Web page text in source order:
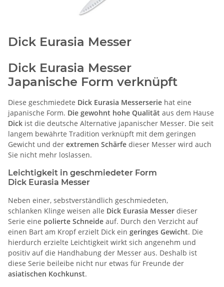
Dick Eurasia Messer
Dick Eurasia Messer
Japanische Form verknüpft
Diese geschmiedete Dick Eurasia Messerserie hat eine
japanische Form. Die gewohnt hohe Qualität aus dem Hause
Dick ist die deutsche Alternative japanischer Messer. Die seit
langem bewährte Tradition verknüpft mit dem geringen
Gewicht und der extremen Schärfe dieser Messer wird auch
Sie nicht mehr loslassen.
Leichtigkeit in geschmiedeter Form
Dick Eurasia Messer
Neben einer, sebstverständlich geschmiedeten,
schlanken Klinge weisen alle Dick Eurasia Messer dieser
Serie eine polierte Schneide auf. Durch den Verzicht auf
einen Bart am Kropf erzielt Dick ein geringes Gewicht. Die
hierdurch erzielte Leichtigkeit wirkt sich angenehm und
positiv auf die Handhabung der Messer aus. Deshalb ist
diese Serie beileibe nicht nur etwas für Freunde der
asiatischen Kochkunst.